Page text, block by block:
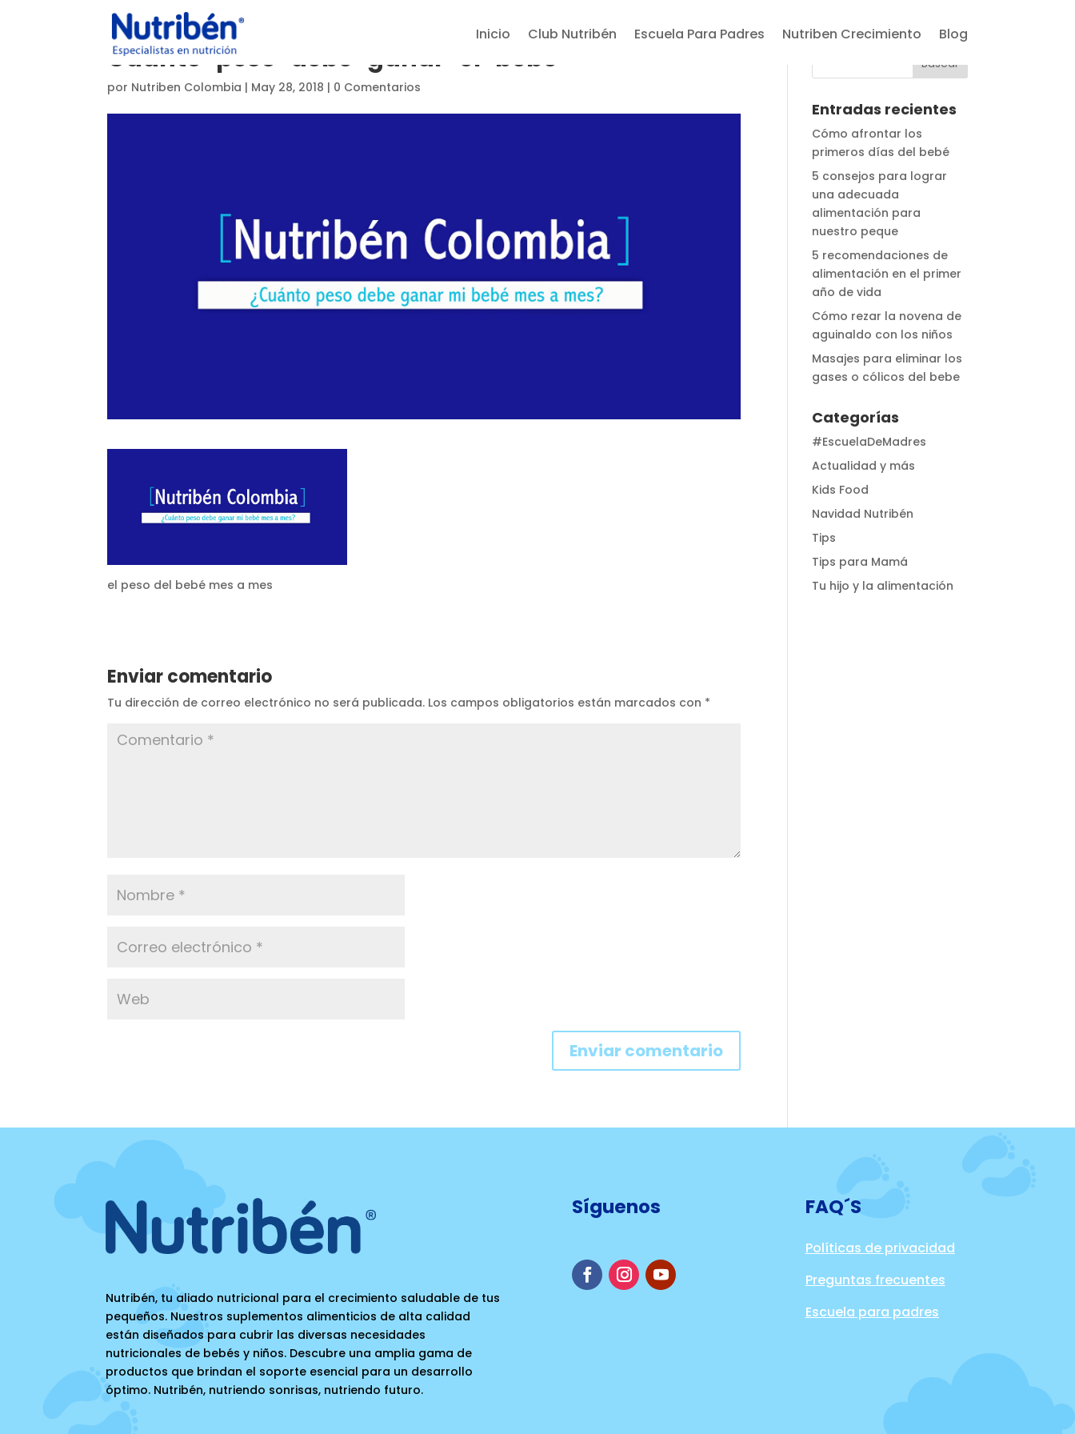
Inicio Club Nutribén Escuela Para Padres Nutriben Crecimiento Blog
Cuanto-peso-debe-ganar-el-bebe
por Nutriben Colombia | May 28, 2018 | 0 Comentarios
el peso del bebé mes a mes
Enviar comentario
Tu dirección de correo electrónico no será publicada. Los campos obligatorios están marcados con *
Entradas recientes
Cómo afrontar los
primeros días del bebé
5 consejos para lograr
una adecuada
alimentación para
nuestro peque
5 recomendaciones de
alimentación en el primer
año de vida
Cómo rezar la novena de
aguinaldo con los niños
Masajes para eliminar los
gases o cólicos del bebe
Categorías
#EscuelaDeMadres
Actualidad y más
Kids Food
Navidad Nutribén
Tips
Tips para Mamá
Tu hijo y la alimentación
Nutribén, tu aliado nutricional para el crecimiento saludable de tus
pequeños. Nuestros suplementos alimenticios de alta calidad
están diseñados para cubrir las diversas necesidades
nutricionales de bebés y niños. Descubre una amplia gama de
productos que brindan el soporte esencial para un desarrollo
óptimo. Nutribén, nutriendo sonrisas, nutriendo futuro.
Síguenos FAQ´S
Políticas de privacidad
Preguntas frecuentes
Escuela para padres